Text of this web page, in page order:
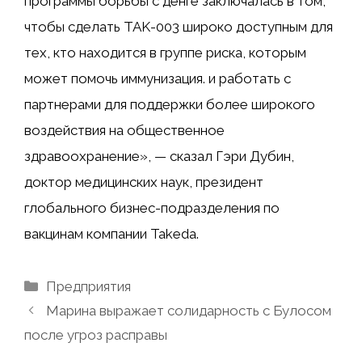
чтобы сделать TAK-003 широко доступным для
тех, кто находится в группе риска, которым
может помочь иммунизация. и работать с
партнерами для поддержки более широкого
воздействия на общественное
здравоохранение», — сказал Гэри Дубин,
доктор медицинских наук, президент
глобального бизнес-подразделения по
вакцинам компании Takeda.
Рубрики
Предприятия
Марина выражает солидарность с Булосом
после угроз расправы